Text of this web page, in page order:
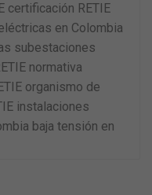
certificación RETIE
en Colombia
subestaciones
normativa
organismo de
instalaciones
baja tensión en